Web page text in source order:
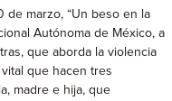
de marzo, “Un beso en la
Autónoma de México, a
que aborda la violencia
que hacen tres
madre e hija, que